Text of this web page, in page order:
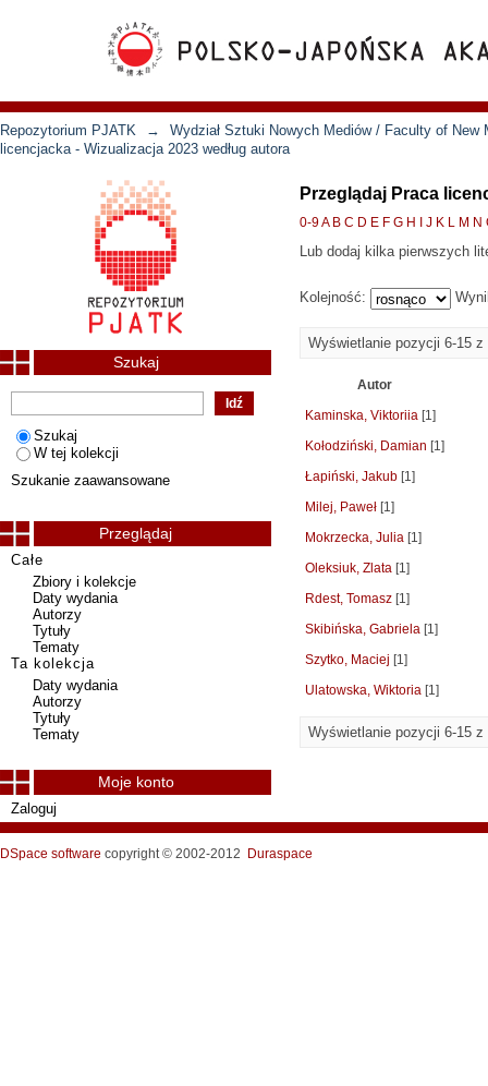
Repozytorium PJATK →
Wydział Sztuki Nowych Mediów / Faculty of New
licencjacka - Wizualizacja 2023 według autora
Przeglądaj Praca
0-9A B C D E F G H J K L M N
Lub dodaj kilka pierwszych
Kolejność:
Wyświetlanie pozycji 6-15 z
Autor
Kaminska, Viktoriia [1]
Kołodziński, Damian [1]
Łapiński, Jakub [1]
Milej, Paweł [1]
Mokrzecka, Julia [1]
Oleksiuk, Zlata [1]
Rdest, Tomasz [1]
Skibińska, Gabriela [1]
Szytko, Maciej [1]
Ulatowska, Wiktoria [1]
Wyświetlanie pozycji 6-15 z
Szukaj
Szukaj
W tej kolekcji
Szukanie zaawansowane
Przeglądaj
Całe
Zbiory i kolekcje
Daty wydania
Autorzy
Tytuły
Tematy
Ta kolekcja
Daty wydania
Autorzy
Tytuły
Tematy
Moje konto
Zaloguj
DSpace software copyright © 2002-2012 Duraspace